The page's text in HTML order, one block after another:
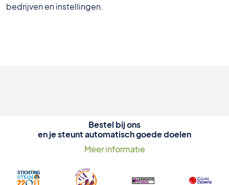
bedrijven en instellingen.
Bestel bij ons
en je steunt automatisch goede doelen
Meer informatie